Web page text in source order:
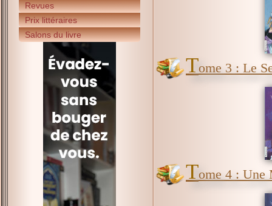
Revues
Prix littéraires
Salons du livre
Tome 3 : Le
Tome 4 : Une